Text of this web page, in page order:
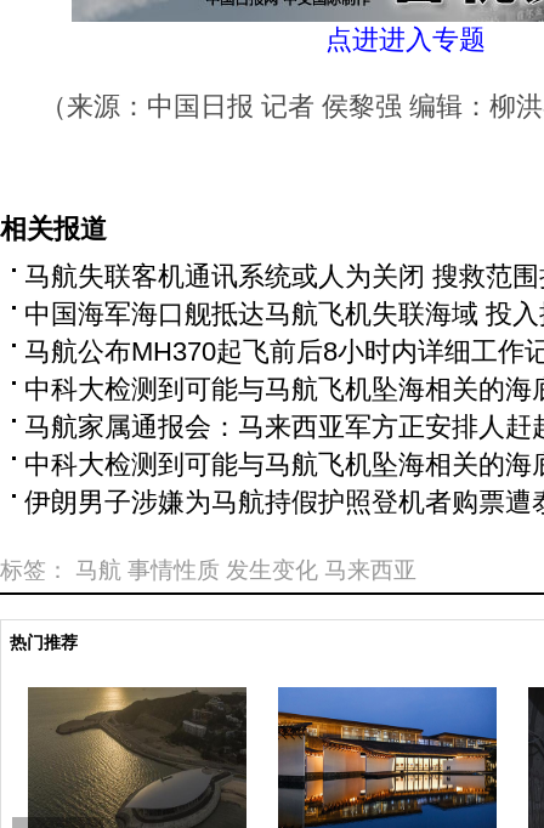
点进进入专题
（来源：中国日报 记者 侯黎强 编辑：柳
相关报道
马航失联客机通讯系统或人为关闭 搜救范
中国海军海口舰抵达马航飞机失联海域 投
马航公布MH370起飞前后8小时内详细工作
中科大检测到可能与马航飞机坠海相关的海
马航家属通报会：马来西亚军方正安排人赶
中科大检测到可能与马航飞机坠海相关的海
伊朗男子涉嫌为马航持假护照登机者购票遭
标签： 马航 事情性质 发生变化 马来西亚
热门推荐